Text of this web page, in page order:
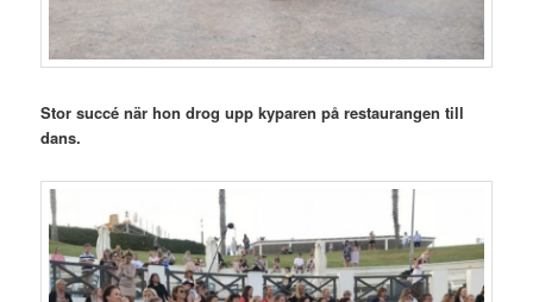
Stor succé när hon drog upp kyparen på restaurangen till
dans.